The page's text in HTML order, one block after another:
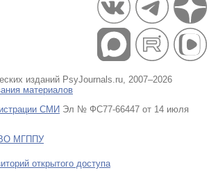
изданий PsyJournals.ru, 2007–2026
материалов
СМИ Эл № ФС77-66447 от 14 июля
МГППУ
открытого доступа